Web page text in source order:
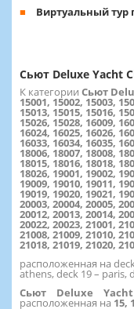
Виртуальный тур
Сьют Deluxe Yacht
К категории Сьют
15001, 15002, 15003,
15013, 15015, 15016,
15026, 15028, 16009,
16024, 16025, 16026,
16033, 16034, 16035,
18006, 18007, 18008,
18015, 18016, 18018,
18026, 19001, 19002,
19009, 19010, 19011,
19019, 19020, 19021,
20003, 20004, 20005,
20012, 20013, 20014,
20022, 20023, 21001,
21008, 21009, 21010,
21018, 21019, 21020,
расположенная на
athens, deck 19 – paris,
Сьют Deluxe
расположенная на 15,